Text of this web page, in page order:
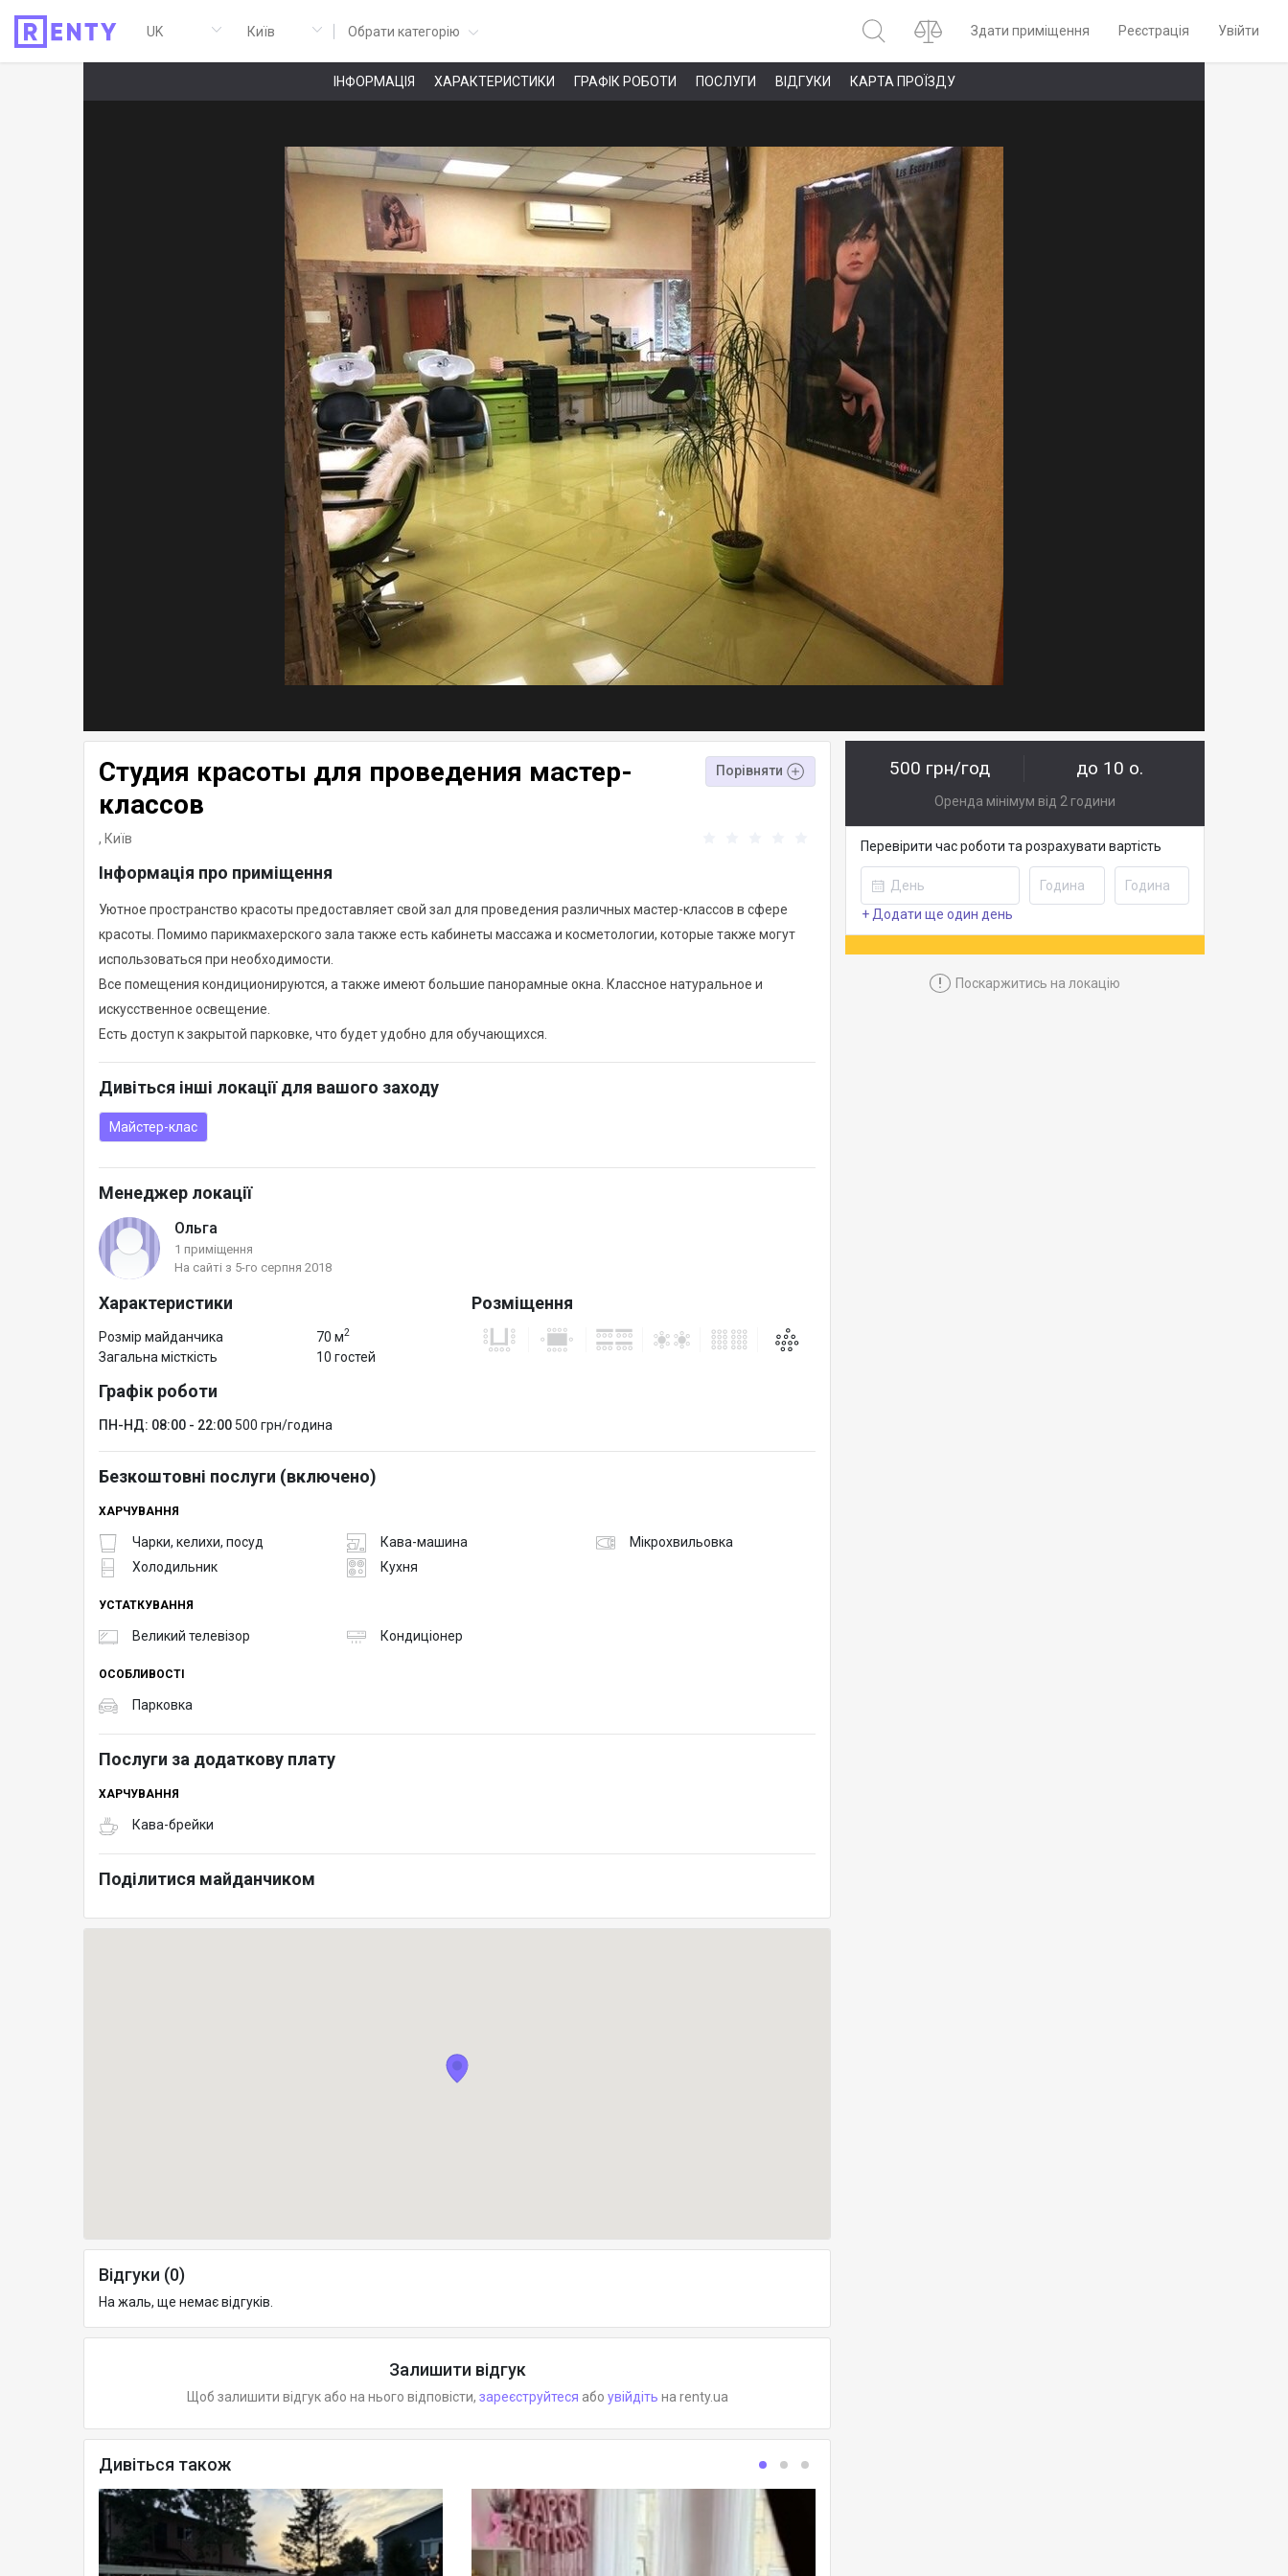
Обрати категорію Здати приміщення Реєстрація Увійти
ІНФОРМАЦІЯ ХАРАКТЕРИСТИКИ ГРАФІК РОБОТИ ПОСЛУГИ ВІДГУКИ КАРТА ПРОЇЗДУ
Студия красоты для проведения мастер-
классов
Порівняти
, Київ
Інформація про приміщення
Уютное пространство красоты предоставляет свой зал для проведения различных мастер-классов в сфере
красоты. Помимо парикмахерского зала также есть кабинеты массажа и косметологии, которые также могут
использоваться при необходимости.
Все помещения кондиционируются, а также имеют большие панорамные окна. Классное натуральное и
искусственное освещение.
Есть доступ к закрытой парковке, что будет удобно для обучающихся.
Дивіться інші локації для вашого заходу
Майстер-клас
Менеджер локації
Ольга
1 приміщення
На сайті з 5-го серпня 2018
Характеристики
Розмір майданчика 70 м2
Загальна місткість 10 гостей
Розміщення
Графік роботи
ПН-НД: 08:00 - 22:00 500 грн/година
Безкоштовні послуги (включено)
ХАРЧУВАННЯ
Чарки, келихи, посуд Кава-машина
Мікрохвильовка
Холодильник
Кухня
УСТАТКУВАННЯ
Великий телевізор Кондиціонер
ОСОБЛИВОСТІ
Парковка
Послуги за додаткову плату
ХАРЧУВАННЯ
Кава-брейки
Поділитися майданчиком
Відгуки (0)
На жаль, ще немає відгуків.
Залишити відгук
Щоб залишити відгук або на нього відповісти, зареєструйтеся або увійдіть на renty.ua
Дивіться також
500 грн/год до 10 о.
Оренда мінімум від 2 години
Перевірити час роботи та розрахувати вартість
+ Додати ще один день
! Поскаржитись на локацію